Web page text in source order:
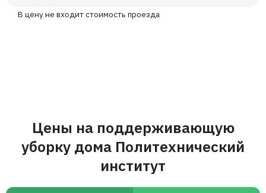
В цену не входит стоимость проезда
Цены на поддерживающую
уборку дома Политехнический
институт